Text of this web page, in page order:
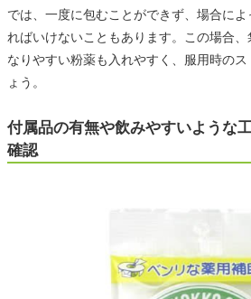
では、一度に包むことができず、場合に
ればいけないこともあります。この場合
なりやすい粉薬も入れやすく、服用時の
ょう。
付属品の有無や飲みやすいような
確認